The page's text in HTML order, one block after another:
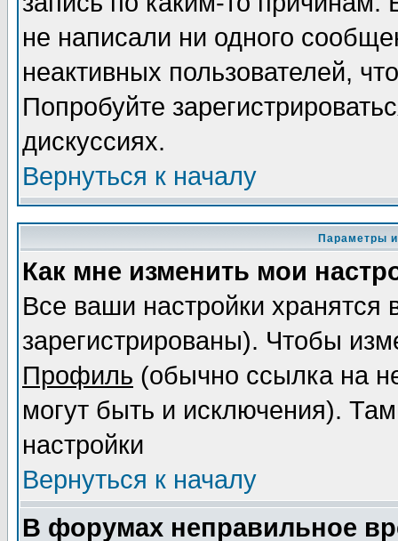
не написали ни одного
неактивных пользователей,
Попробуйте
дискуссиях.
Вернуться к началу
Параметры
Как мне изменить мои
Все ваши настройки
зарегистрированы). Чтобы
Профиль (обычно ссылка на
могут быть и исключения).
настройки
Вернуться к началу
В форумах неправильное